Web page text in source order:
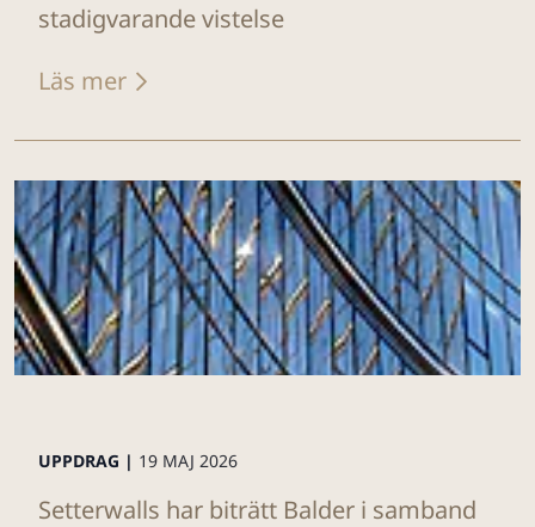
stadigvarande vistelse
Läs mer
UPPDRAG | 19 MAJ 2026
Setterwalls har biträtt Balder i samband